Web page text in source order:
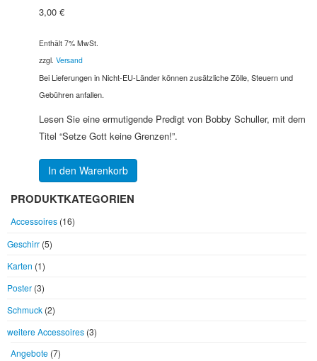
3,00 €
Enthält 7% MwSt.
zzgl. Versand
Bei Lieferungen in Nicht-EU-Länder können zusätzliche Zölle, Steuern und
Gebühren anfallen.
Lesen Sie eine ermutigende Predigt von Bobby Schuller, mit dem
Titel “Setze Gott keine Grenzen!”.
In den Warenkorb
PRODUKTKATEGORIEN
Accessoires (16)
Geschirr (5)
Karten (1)
Poster (3)
Schmuck (2)
weitere Accessoires (3)
Angebote (7)